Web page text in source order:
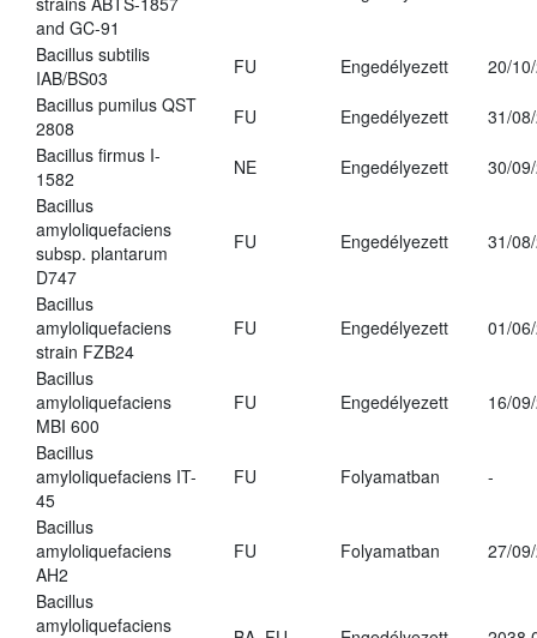
and GC-91
Bacillus subtilis
IAB/BS03
FU Engedélyezett
20/
Bacillus pumilus QST
2808
FU Engedélyezett
31/
Bacillus firmus I-
1582
NE Engedélyezett
30/
Bacillus
amyloliquefaciens
subsp. plantarum
D747
FU Engedélyezett 31/
Bacillus
amyloliquefaciens
strain FZB24
FU Engedélyezett 01/
Bacillus
amyloliquefaciens
MBI 600
FU Engedélyezett 16/
Bacillus
amyloliquefaciens IT-
45
FU Folyamatban -
Bacillus
amyloliquefaciens
AH2
FU Folyamatban 27/
Bacillus
amyloliquefaciens